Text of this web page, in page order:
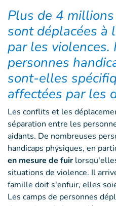
Plus de 4
sont déplacées à
par les violences.
personnes
sont-elles
affectées par les
Les conflits et les
séparation entre les
aidants. De nombreuses
handicaps physiques, en
en mesure de fuir
situations de violence. Il
famille doit s'enfuir, elles
Les camps de personnes